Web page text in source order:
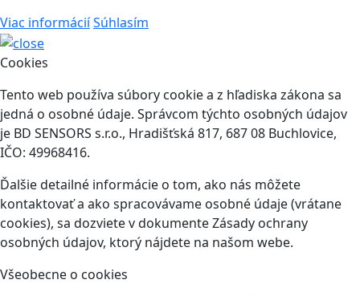
Viac informáciíSúhlasím
Cookies
Tento web používa súbory cookie a z hľadiska zákona sa
jedná o osobné údaje. Správcom týchto osobných údajov
je BD SENSORS s.r.o., Hradišťská 817, 687 08 Buchlovice,
IČO: 49968416.
Ďalšie detailné informácie o tom, ako nás môžete
kontaktovať a ako spracovávame osobné údaje (vrátane
cookies), sa dozviete v dokumente Zásady ochrany
osobných údajov, ktorý nájdete na našom webe.
Všeobecne o cookies